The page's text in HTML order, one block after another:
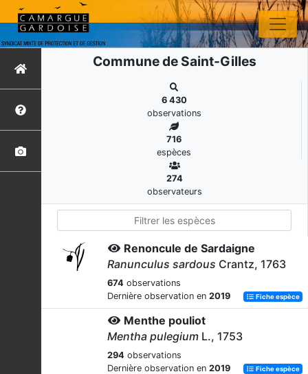
Commune de Saint-Gilles
6 430
observations
716
espèces
274
observateurs
Renoncule de Sardaigne
Ranunculus sardous Crantz, 1763
674 observations
Dernière observation en 2019 Fiche espèce
Menthe pouliot
Mentha pulegium L., 1753
294 observations
Dernière observation en 2019 Fiche espèce